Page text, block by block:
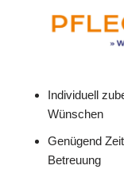
Individuell
Wünschen
Genügend
Betreuung